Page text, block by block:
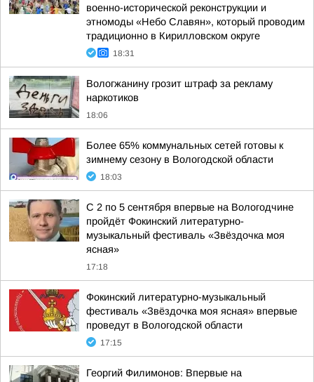
военно-исторической реконструкции и
этномоды «Небо Славян», который проводим
традиционно в Кирилловском округе
18:31
Вологжанину грозит штраф за рекламу
наркотиков
18:06
Более 65% коммунальных сетей готовы к
зимнему сезону в Вологодской области
18:03
С 2 по 5 сентября впервые на Вологодчине
пройдёт Фокинский литературно-
музыкальный фестиваль «Звёздочка моя
ясная»
17:18
Фокинский литературно-музыкальный
фестиваль «Звёздочка моя ясная» впервые
проведут в Вологодской области
17:15
Георгий Филимонов: Впервые на